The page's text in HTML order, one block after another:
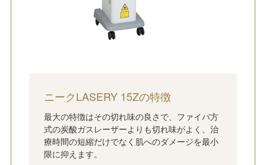
ニークLASERY 15Zの特徴
最大の特徴はその切れ味の良さで、ファイバ方
式の炭酸ガスレーザーよりも切れ味がよく、治
療時間の短縮だけでなく肌へのダメージを最小
限に抑えます。